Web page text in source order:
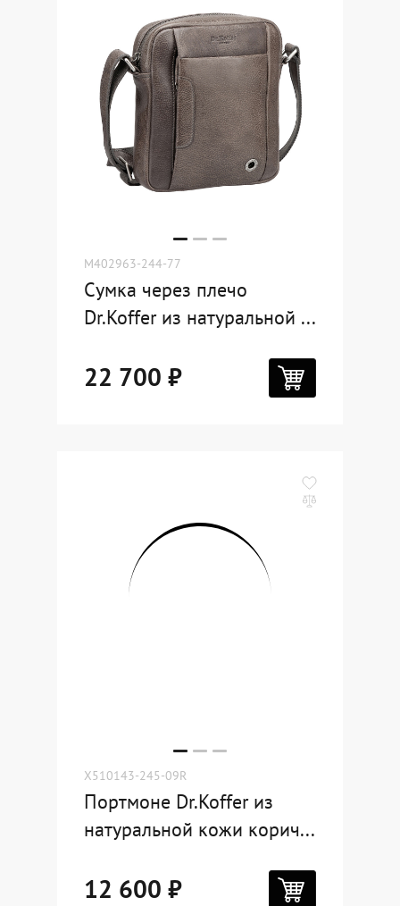
M402963-244-77
Сумка через плечо
Dr.Koffer из натуральной ...
22 700 ₽
X510143-245-09R
Портмоне Dr.Koffer из
натуральной кожи корич...
12 600 ₽